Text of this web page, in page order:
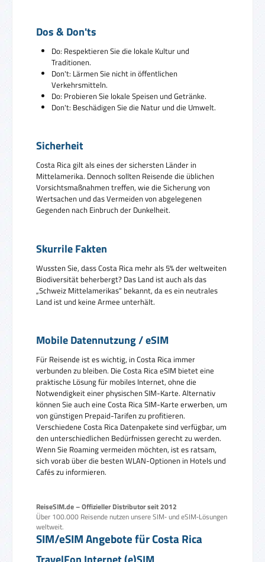
Dos & Don'ts
Do: Respektieren Sie die lokale Kultur und
Traditionen.
Don't: Lärmen Sie nicht in öffentlichen
Verkehrsmitteln.
Do: Probieren Sie lokale Speisen und Getränke.
Don't: Beschädigen Sie die Natur und die Umwelt.
Sicherheit
Costa Rica gilt als eines der sichersten Länder in
Mittelamerika. Dennoch sollten Reisende die üblichen
Vorsichtsmaßnahmen treffen, wie die Sicherung von
Wertsachen und das Vermeiden von abgelegenen
Gegenden nach Einbruch der Dunkelheit.
Skurrile Fakten
Wussten Sie, dass Costa Rica mehr als 5% der weltweiten
Biodiversität beherbergt? Das Land ist auch als das
„Schweiz Mittelamerikas“ bekannt, da es ein neutrales
Land ist und keine Armee unterhält.
Mobile Datennutzung / eSIM
Für Reisende ist es wichtig, in Costa Rica immer
verbunden zu bleiben. Die Costa Rica eSIM bietet eine
praktische Lösung für mobiles Internet, ohne die
Notwendigkeit einer physischen SIM-Karte. Alternativ
können Sie auch eine Costa Rica SIM-Karte erwerben, um
von günstigen Prepaid-Tarifen zu profitieren.
Verschiedene Costa Rica Datenpakete sind verfügbar, um
den unterschiedlichen Bedürfnissen gerecht zu werden.
Wenn Sie Roaming vermeiden möchten, ist es ratsam,
sich vorab über die besten WLAN-Optionen in Hotels und
Cafés zu informieren.
ReiseSIM.de – Offizieller Distributor seit 2012
Über 100.000 Reisende nutzen unsere SIM‑ und eSIM‑Lösungen
weltweit.
SIM/eSIM Angebote für Costa Rica